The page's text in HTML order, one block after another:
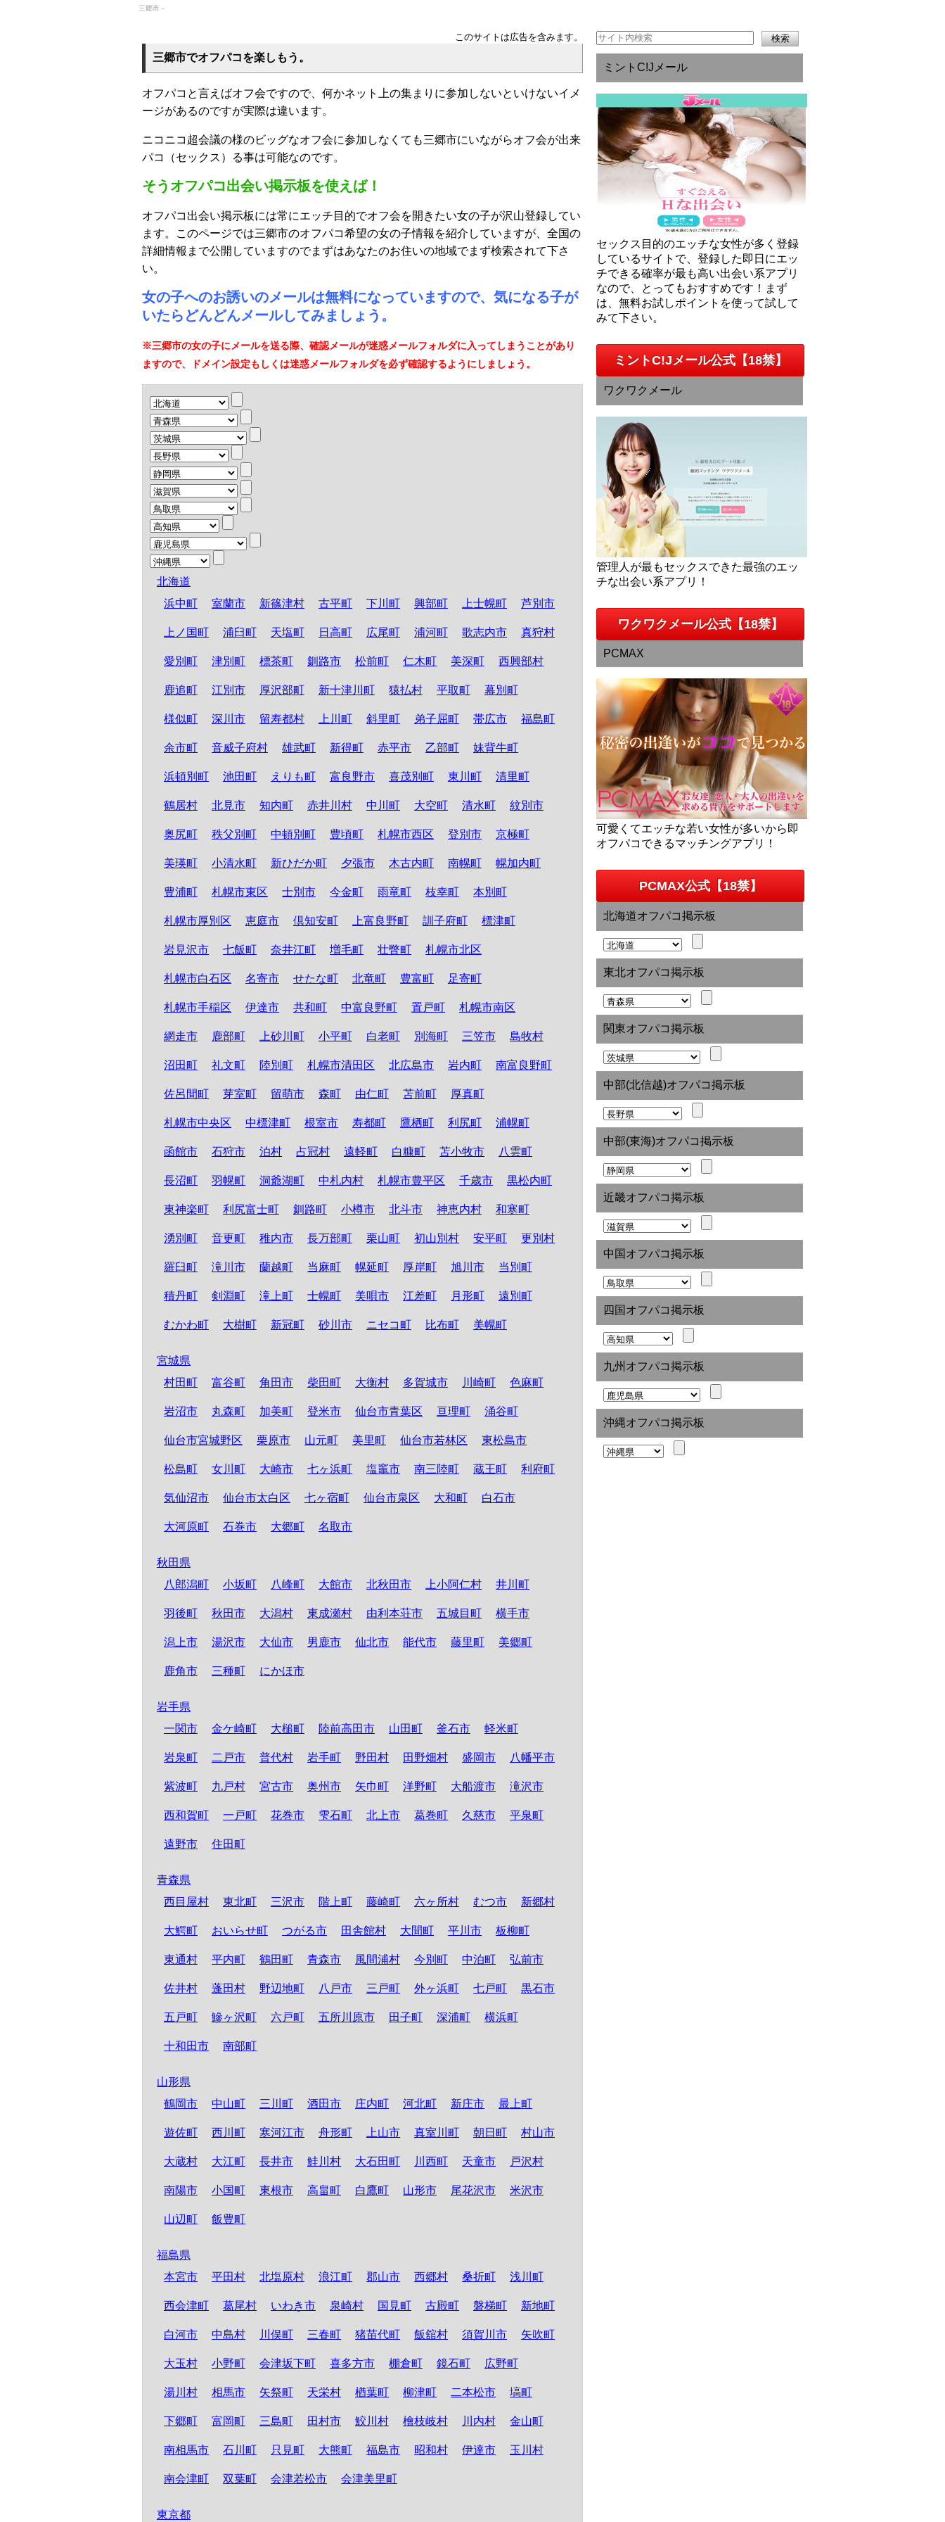
三郷市 -
このサイトは広告を含みます。
三郷市でオフパコを楽しもう。
オフパコと言えばオフ会ですので、何かネット上の集まりに参加しないといけないイメ
ージがあるのですが実際は違います。
ニコニコ超会議の様のビッグなオフ会に参加しなくても三郷市にいながらオフ会が出来
パコ（セックス）る事は可能なのです。
そうオフパコ出会い掲示板を使えば！
オフパコ出会い掲示板には常にエッチ目的でオフ会を開きたい女の子が沢山登録してい
ます。このページでは三郷市のオフパコ希望の女の子情報を紹介していますが、全国の
詳細情報まで公開していますのでまずはあなたのお住いの地域でまず検索されて下さ
い。
女の子へのお誘いのメールは無料になっていますので、気になる子が
いたらどんどんメールしてみましょう。
※三郷市の女の子にメールを送る際、確認メールが迷惑メールフォルダに入ってしまうことがあり
ますので、ドメイン設定もしくは迷惑メールフォルダを必ず確認するようにしましょう。
北海道
浜中町
室蘭市 新篠津村 古平町 下川町 興部町 上士幌町 芦別市
上ノ国町 浦臼町 天塩町 日高町 広尾町 浦河町 歌志内市 真狩村
愛別町 津別町 標茶町 釧路市 松前町 仁木町 美深町 西興部村
鹿追町 江別市 厚沢部町 新十津川町 猿払村 平取町 幕別町
様似町 深川市 留寿都村 上川町 斜里町 弟子屈町 帯広市 福島町
余市町 音威子府村 雄武町 新得町 赤平市 乙部町 妹背牛町
浜頓別町 池田町 えりも町 富良野市 喜茂別町 東川町 清里町
鶴居村 北見市 知内町 赤井川村 中川町 大空町 清水町 紋別市
奥尻町 秩父別町 中頓別町 豊頃町 札幌市西区 登別市 京極町
美瑛町 小清水町 新ひだか町 夕張市 木古内町 南幌町 幌加内町
豊浦町 札幌市東区 士別市 今金町 雨竜町 枝幸町 本別町
札幌市厚別区 恵庭市 倶知安町 上富良野町 訓子府町 標津町
岩見沢市 七飯町 奈井江町 増毛町 壮瞥町 札幌市北区
札幌市白石区 名寄市 せたな町 北竜町 豊富町 足寄町
札幌市手稲区 伊達市 共和町 中富良野町 置戸町 札幌市南区
網走市 鹿部町 上砂川町 小平町 白老町 別海町 三笠市 島牧村
沼田町 礼文町 陸別町 札幌市清田区 北広島市 岩内町 南富良野町
佐呂間町 芽室町 留萌市 森町 由仁町 苫前町 厚真町
札幌市中央区 中標津町 根室市 寿都町 鷹栖町 利尻町 浦幌町
函館市 石狩市 泊村 占冠村 遠軽町 白糠町 苫小牧市 八雲町
長沼町 羽幌町 洞爺湖町 中札内村 札幌市豊平区 千歳市 黒松内町
東神楽町 利尻富士町 釧路町 小樽市 北斗市 神恵内村 和寒町
湧別町 音更町 稚内市 長万部町 栗山町 初山別村 安平町 更別村
羅臼町 滝川市 蘭越町 当麻町 幌延町 厚岸町 旭川市 当別町
積丹町 剣淵町 滝上町 士幌町 美唄市 江差町 月形町 遠別町
むかわ町 大樹町 新冠町 砂川市 ニセコ町 比布町 美幌町
宮城県
村田町
富谷町 角田市 柴田町 大衡村 多賀城市 川崎町 色麻町
岩沼市 丸森町 加美町 登米市 仙台市青葉区 亘理町 涌谷町
仙台市宮城野区 栗原市 山元町 美里町 仙台市若林区 東松島市
松島町 女川町 大崎市 七ヶ浜町 塩竈市 南三陸町 蔵王町 利府町
気仙沼市 仙台市太白区 七ヶ宿町 仙台市泉区 大和町 白石市
大河原町 石巻市 大郷町 名取市
秋田県
八郎潟町
小坂町 八峰町 大館市 北秋田市 上小阿仁村 井川町
羽後町 秋田市 大潟村 東成瀬村 由利本荘市 五城目町 横手市
潟上市 湯沢市 大仙市 男鹿市 仙北市 能代市 藤里町 美郷町
鹿角市 三種町 にかほ市
岩手県
一関市
金ケ崎町 大槌町 陸前高田市 山田町 釜石市 軽米町
岩泉町 二戸市 普代村 岩手町 野田村 田野畑村 盛岡市 八幡平市
紫波町 九戸村 宮古市 奥州市 矢巾町 洋野町 大船渡市 滝沢市
西和賀町 一戸町 花巻市 雫石町 北上市 葛巻町 久慈市 平泉町
遠野市 住田町
青森県
西目屋村
東北町 三沢市 階上町 藤崎町 六ヶ所村 むつ市 新郷村
大鰐町 おいらせ町 つがる市 田舎館村 大間町 平川市 板柳町
東通村 平内町 鶴田町 青森市 風間浦村 今別町 中泊町 弘前市
佐井村 蓬田村 野辺地町 八戸市 三戸町 外ヶ浜町 七戸町 黒石市
五戸町 鰺ヶ沢町 六戸町 五所川原市 田子町 深浦町 横浜町
十和田市 南部町
山形県
鶴岡市
中山町 三川町 酒田市 庄内町 河北町 新庄市 最上町
遊佐町 西川町 寒河江市 舟形町 上山市 真室川町 朝日町 村山市
大蔵村 大江町 長井市 鮭川村 大石田町 川西町 天童市 戸沢村
南陽市 小国町 東根市 高畠町 白鷹町 山形市 尾花沢市 米沢市
山辺町 飯豊町
福島県
本宮市
平田村 北塩原村 浪江町 郡山市 西郷村 桑折町 浅川町
西会津町 葛尾村 いわき市 泉崎村 国見町 古殿町 磐梯町 新地町
白河市 中島村 川俣町 三春町 猪苗代町 飯舘村 須賀川市 矢吹町
大玉村 小野町 会津坂下町 喜多方市 棚倉町 鏡石町 広野町
湯川村 相馬市 矢祭町 天栄村 楢葉町 柳津町 二本松市 塙町
下郷町 富岡町 三島町 田村市 鮫川村 檜枝岐村 川内村 金山町
南相馬市 石川町 只見町 大熊町 福島市 昭和村 伊達市 玉川村
南会津町 双葉町 会津若松市 会津美里町
東京都
ミントC!Jメール
セックス目的のエッチな女性が多く登録
しているサイトで、登録した即日にエッ
チできる確率が最も高い出会い系アプリ
なので、とってもおすすめです！まず
は、無料お試しポイントを使って試して
みて下さい。
ミントC!Jメール公式【18禁】
ワクワクメール
管理人が最もセックスできた最強のエッ
チな出会い系アプリ！
ワクワクメール公式【18禁】
PCMAX
可愛くてエッチな若い女性が多いから即
オフパコできるマッチングアプリ！
PCMAX公式【18禁】
北海道オフパコ掲示板
東北オフパコ掲示板
関東オフパコ掲示板
中部(北信越)オフパコ掲示板
中部(東海)オフパコ掲示板
近畿オフパコ掲示板
中国オフパコ掲示板
四国オフパコ掲示板
九州オフパコ掲示板
沖縄オフパコ掲示板